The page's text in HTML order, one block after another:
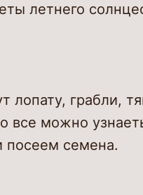
летнего
лопату, грабли,
все можно
посеем семена.